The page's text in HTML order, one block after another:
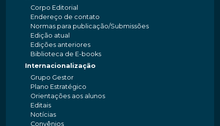
Corpo Editorial
Endereço de contato
Normas para publicação/Submissões
Edição atual
Edições anteriores
Biblioteca de E-books
Internacionalização
Grupo Gestor
Plano Estratégico
Orientações aos alunos
Editais
Notícias
Convênios